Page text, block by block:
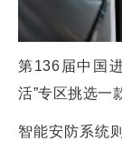
第136届中国
活”专区挑选一
智能安防系统